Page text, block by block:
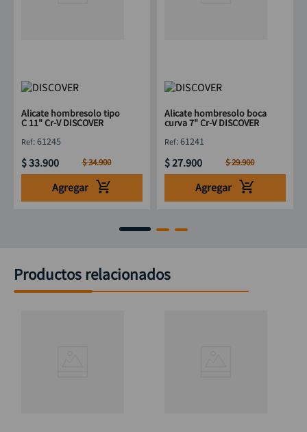
Alicate hombresolo tipo
C 11" Cr-V DISCOVER
:61245
$33.900 $34.900
Agregar
Alicate hombresolo boca
curva 7" Cr-V DISCOVER
:61241
$27.900 $29.900
Agregar
Productos relacionados